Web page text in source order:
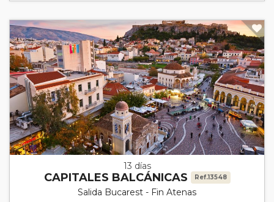
13 días
CAPITALES BALCÁNICAS Ref.13548
Salida Bucarest - Fin Atenas